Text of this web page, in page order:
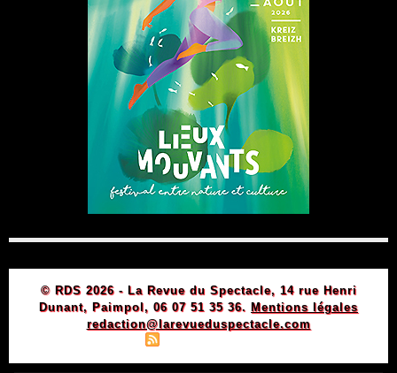
© RDS 2026 - La Revue du Spectacle, 14 rue Henri
Dunant, Paimpol, 06 07 51 35 36. Mentions légales
redaction@larevueduspectacle.com